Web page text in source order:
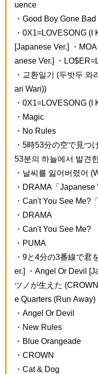
uence
・Good Boy Gone Bad
・0X1=LOVESONG (I
[Japanese Ver.] ・
anese Ver.] ・
・교환일기 (두밧두
ari Wari))
・0X1=LOVESONG (I
・Magic
・No Rules
・5時53分の空で見つ
53분의 하늘에서 발견
・날씨를 잃어버렸어
・DRAMA「Japanese
・Can't You See Me?
・DRAMA
・Can't You See Me?
・PUMA
・9と4分の3番線で君
er.] ・Angel Or Devil
ツノが生えた
e Quarters (Run Away)
・Angel Or Devil
・New Rules
・Blue Orangeade
・CROWN
・Cat & Dog